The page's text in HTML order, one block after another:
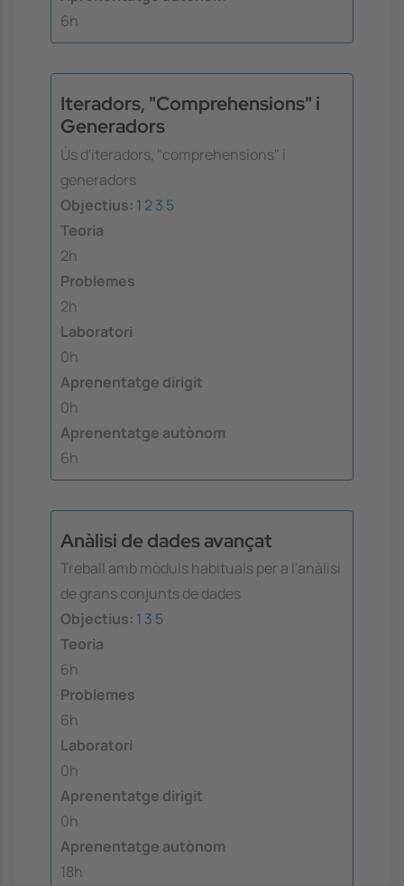
6h
Iteradors, "Comprehensions" i
Generadors
Ús d'iteradors, "comprehensions" i
generadors
Objectius: 1 23 5
Teoria
2h
Problemes
2h
Laboratori
0h
Aprenentatge dirigit
0h
Aprenentatge autònom
6h
Anàlisi de dades avançat
Treball amb mòduls habituals per a l'anàlisi
de grans conjunts de dades
Objectius: 1 3 5
Teoria
6h
Problemes
6h
Laboratori
0h
Aprenentatge dirigit
0h
Aprenentatge autònom
18h